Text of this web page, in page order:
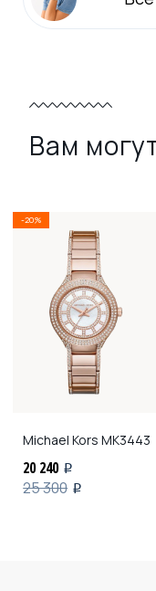
Вам
-20%
Michael Kors MK3443
20 240 i
25 300 i